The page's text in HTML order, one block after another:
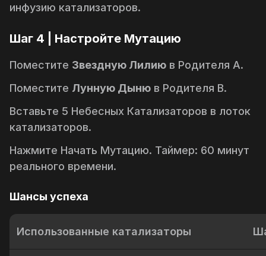
инфузию катализаторов.
Шаг 4 | Настройте Мутацию
Поместите Звездную Лилию в Родителя A.
Поместите Лунную Дыню в Родителя B.
Вставьте 5 Небесных Катализаторов в лоток
катализаторов.
Нажмите Начать Мутацию. Таймер: 60 минут
реального времени.
Шансы успеха
Использованные катализаторы